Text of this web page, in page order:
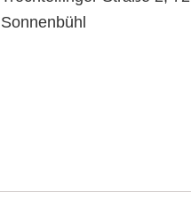
Sonnenbühl